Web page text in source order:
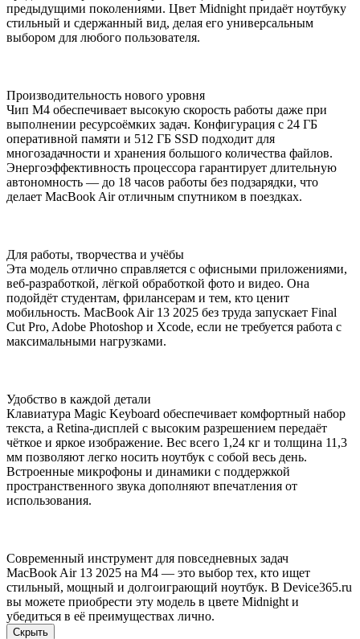
предыдущими поколениями. Цвет Midnight придаёт ноутбуку
стильный и сдержанный вид, делая его универсальным
выбором для любого пользователя.
Производительность нового уровня
Чип M4 обеспечивает высокую скорость работы даже при
выполнении ресурсоёмких задач. Конфигурация с 24 ГБ
оперативной памяти и 512 ГБ SSD подходит для
многозадачности и хранения большого количества файлов.
Энергоэффективность процессора гарантирует длительную
автономность — до 18 часов работы без подзарядки, что
делает MacBook Air отличным спутником в поездках.
Для работы, творчества и учёбы
Эта модель отлично справляется с офисными приложениями,
веб-разработкой, лёгкой обработкой фото и видео. Она
подойдёт студентам, фрилансерам и тем, кто ценит
мобильность. MacBook Air 13 2025 без труда запускает Final
Cut Pro, Adobe Photoshop и Xcode, если не требуется работа с
максимальными нагрузками.
Удобство в каждой детали
Клавиатура Magic Keyboard обеспечивает комфортный набор
текста, а Retina-дисплей с высоким разрешением передаёт
чёткое и яркое изображение. Вес всего 1,24 кг и толщина 11,3
мм позволяют легко носить ноутбук с собой весь день.
Встроенные микрофоны и динамики с поддержкой
пространственного звука дополняют впечатления от
использования.
Современный инструмент для повседневных задач
MacBook Air 13 2025 на M4 — это выбор тех, кто ищет
стильный, мощный и долгоиграющий ноутбук. В Device365.ru
вы можете приобрести эту модель в цвете Midnight и
убедиться в её преимуществах лично.
Скрыть